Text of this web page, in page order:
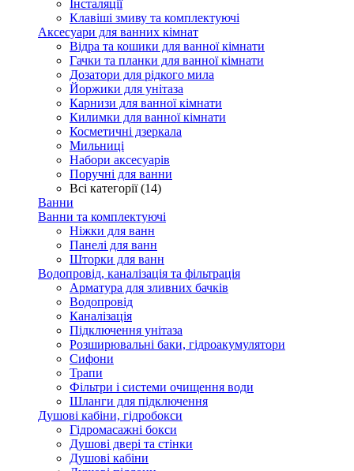
Інсталяції
Клавіші змиву та комплектуючі
Аксесуари для ванних кімнат
Відра та кошики для ванної кімнати
Гачки та планки для ванної кімнати
Дозатори для рідкого мила
Йоржики для унітаза
Карнизи для ванної кімнати
Килимки для ванної кімнати
Косметичні дзеркала
Мильниці
Набори аксесуарів
Поручні для ванни
Всі категорії (14)
Ванни
Ванни та комплектуючі
Ніжки для ванн
Панелі для ванн
Шторки для ванн
Водопровід, каналізація та фільтрація
Арматура для зливних бачків
Водопровід
Каналізація
Підключення унітаза
Розширювальні баки, гідроакумулятори
Сифони
Трапи
Фільтри і системи очищення води
Шланги для підключення
Душові кабіни, гідробокси
Гідромасажні бокси
Душові двері та стінки
Душові кабіни